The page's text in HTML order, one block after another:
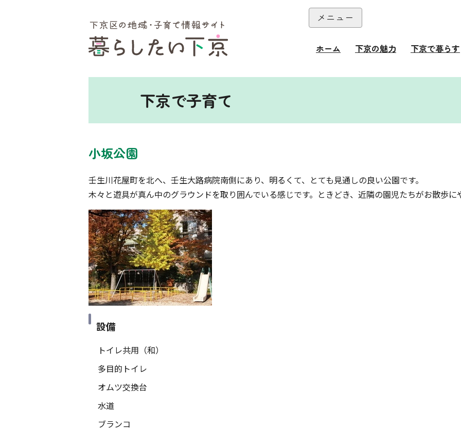
本文へ
メニュー
ホーム 下京の魅力 下京で暮らす
下京で子育て
小坂公園
壬生川花屋町を北へ、壬生大路病院南側にあり、明るくて、とても見通しの良い公園です。
木々と遊具が真ん中のグラウンドを取り囲んでいる感じです。ときどき、近隣の園児たちがお散歩に
設備
トイレ共用（和）
多目的トイレ
オムツ交換台
水道
ブランコ